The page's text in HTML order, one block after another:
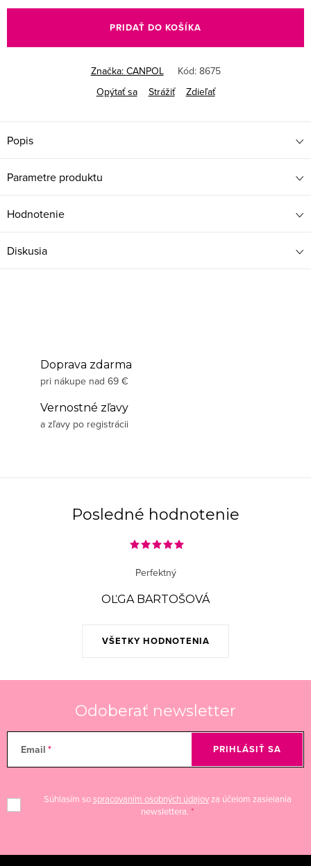
PRIDAŤ DO KOŠÍKA
Značka: CANPOL Kód: 8675
Opýtať sa
Strážiť Zdieľať
Popis
Parametre produktu
Hodnotenie
Diskusia
Doprava zdarma
pri nákupe nad 69 €
Vernostné zľavy
a zľavy po registrácii
Posledné hodnotenie
VŠETKY HODNOTENIA
Perfektný
OĽGA BARTOŠOVÁ
Odoberať newsletter
Email
Súhlasím sospracovaním osobných údajovza účelom zasielania
newslettera.
PRIHLÁSIŤ SA